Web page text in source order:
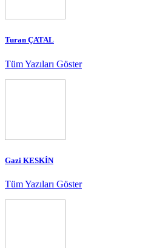
Turan ÇATAL
Tüm Yazıları Göster
Gazi KESKİN
Tüm Yazıları Göster